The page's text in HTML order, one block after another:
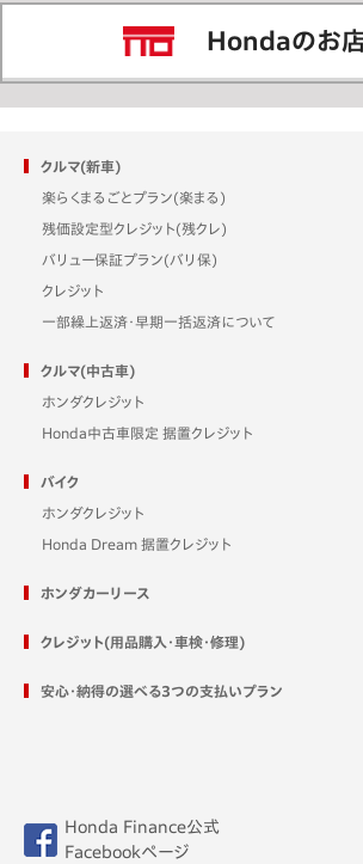
Hondaのお
クルマ(新車)
楽らくまるごとプラン(楽まる)
残価設定型クレジット(残クレ)
バリュー保証プラン(バリ保)
クレジット
一部繰上返済・早期一括返済について
クルマ(中古車)
ホンダクレジット
Honda中古車限定 据置クレジット
バイク
ホンダクレジット
Honda Dream 据置クレジット
ホンダカーリース
クレジット(用品購入・車検・修理)
安心・納得の選べる3つの支払いプラン
Honda Finance公式
Facebookページ